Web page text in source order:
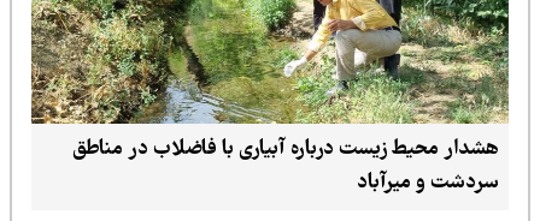
هشدار محیط زیست درباره آبیاری با فاضلاب در مناطق
سردشت و میرآباد